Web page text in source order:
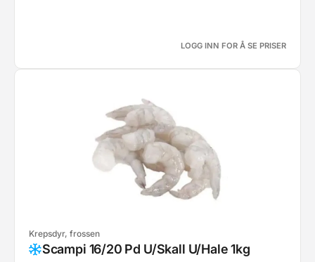
LOGG INN FOR Å SE PRISER
Krepsdyr, frossen
Scampi 16/20 Pd U/Skall U/Hale 1kg